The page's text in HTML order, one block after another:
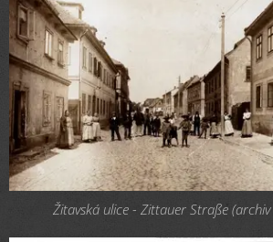
Žitavská ulice - Zittauer Straße